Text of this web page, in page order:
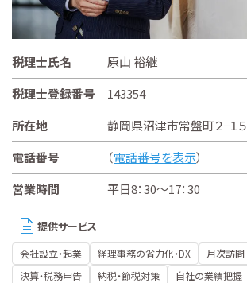
税理士氏名
原山 裕継
税理士登録番号
143354
所在地
静岡県沼津市常盤町２−１５
電話番号
（電話番号を表示）
営業時間
平日8：30～17：30
提供サービス
会社設立・起業 経理事務の省力化・DX 月次訪問
決算・税務申告
納税・節税対策 自社の業績把握